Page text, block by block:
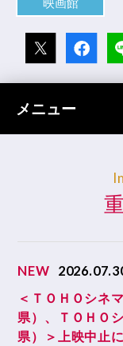
メニュー
NEW
＜ＴＯＨＯシネ
県）、ＴＯＨＯ
県）＞上映中止